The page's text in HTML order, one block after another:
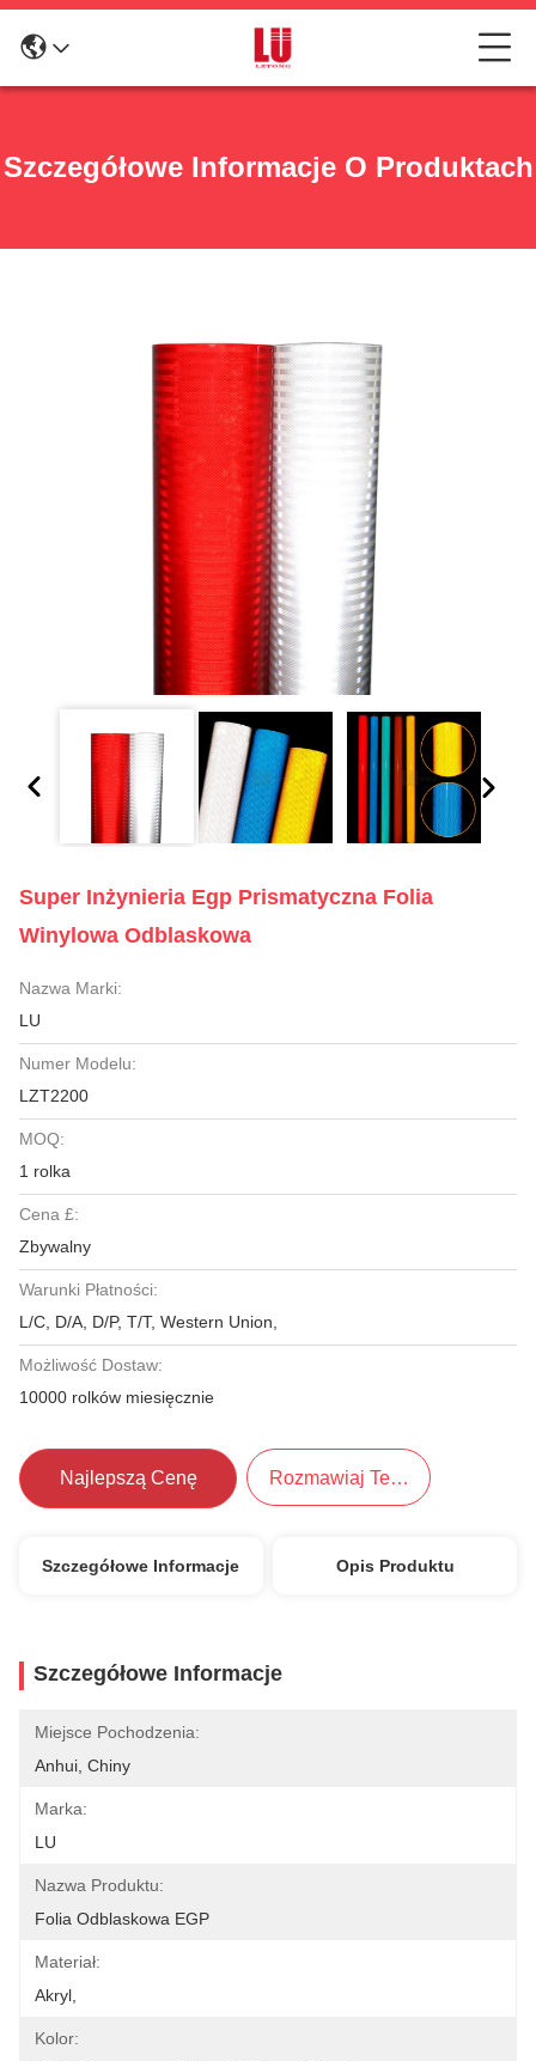
Szczegółowe Informacje O Produktach
Super Inżynieria Egp Prismatyczna Folia
Winylowa Odblaskowa
Nazwa Marki:
LU
Numer Modelu:
LZT2200
MOQ:
1 rolka
Cena £:
Zbywalny
Warunki Płatności:
L/C, D/A, D/P, T/T, Western Union,
Możliwość Dostaw:
10000 rolków miesięcznie
Najlepszą Cenę Rozmawiaj Teraz.
Szczegółowe Informacje Opis Produktu
Szczegółowe Informacje
Miejsce Pochodzenia:
Anhui, Chiny
Marka:
LU
Nazwa Produktu:
Folia Odblaskowa EGP
Materiał:
Akryl,
Kolor: